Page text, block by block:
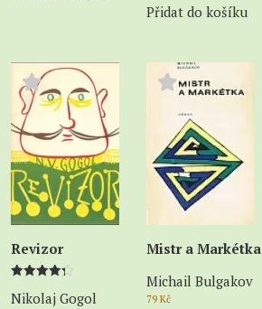
Přidat do košíku
Revizor
4.33
Nikolaj Gogol
Mistr a Markétka
Michail Bulgakov
79 Kč